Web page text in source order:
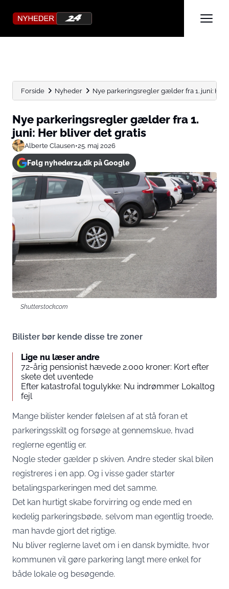
Forside Nyheder Nye parkeringsregler gælder fra 1. juni: Her
Nye parkeringsregler gælder fra 1.
juni: Her bliver det gratis
Alberte Clausen•25. maj 2026
Følg nyheder24.dk på Google
Shutterstock.com
Bilister bør kende disse tre zoner
Lige nu læser andre
72-årig pensionist hævede 2.000 kroner: Kort efter
skete det uventede
Efter katastrofal togulykke: Nu indrømmer Lokaltog
fejl
Mange bilister kender følelsen af at stå foran et
parkeringsskilt og forsøge at gennemskue, hvad
reglerne egentlig er.
Nogle steder gælder p skiven. Andre steder skal bilen
registreres i en app. Og i visse gader starter
betalingsparkeringen med det samme.
Det kan hurtigt skabe forvirring og ende med en
kedelig parkeringsbøde, selvom man egentlig troede,
man havde gjort det rigtige.
Nu bliver reglerne lavet om i en dansk bymidte, hvor
kommunen vil gøre parkering langt mere enkel for
både lokale og besøgende.